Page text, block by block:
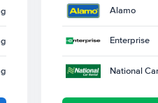
Alamo
Enterprise
National